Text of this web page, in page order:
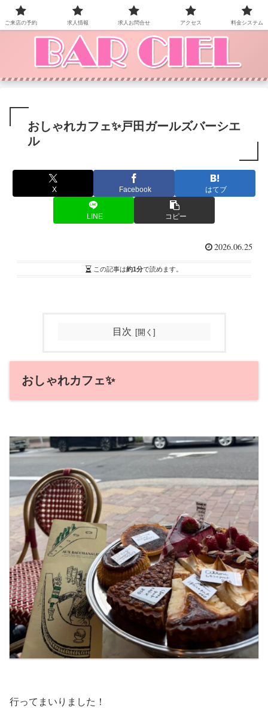
BAR CIEL！ご来店お待ちしています。
おしゃれカフェ✨戸田ガールズバーシエ
ル
X Facebook はてブ
LINE コピー
2026.06.25
この記事は約1分で読めます。
目次
おしゃれカフェ✨
行ってまいりました！
ご来店の予約 求人情報 求人お問合せ アクセス 料金システム